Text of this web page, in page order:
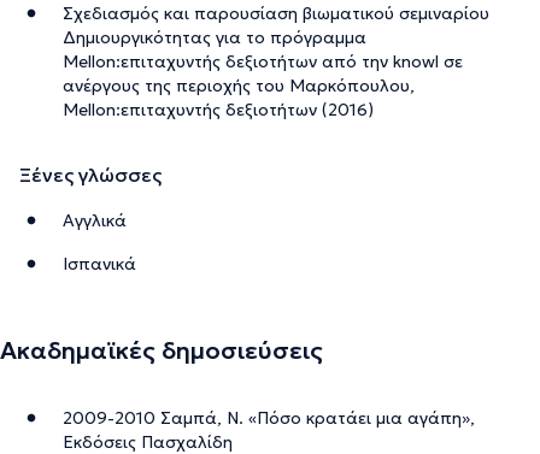
Σχεδιασμός και παρουσίαση βιωματικού σεμιναρίου
Δημιουργικότητας για το πρόγραμμα
Μellon:επιταχυντής δεξιοτήτων από την knowl σε
ανέργους της περιοχής του Μαρκόπουλου,
Μellon:επιταχυντής δεξιοτήτων (2016)
Ξένες γλώσσες
Αγγλικά
Ισπανικά
Ακαδημαϊκές δημοσιεύσεις
2009-2010 Σαμπά, Ν. «Πόσο κρατάει μια αγάπη»,
Εκδόσεις Πασχαλίδη